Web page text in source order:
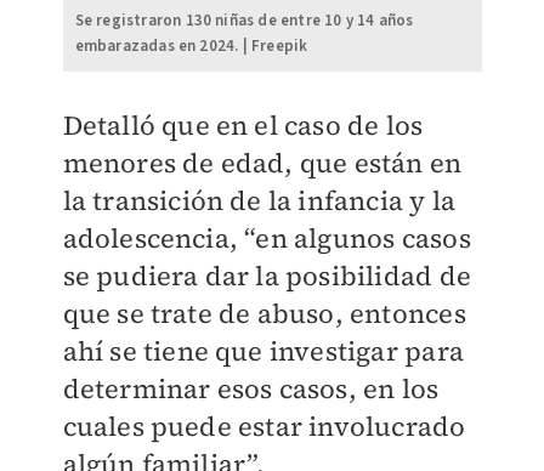
Se registraron 130 niñas de entre 10 y 14 años
embarazadas en 2024. | Freepik
Detalló que en el caso de los
menores de edad, que están en
la transición de la infancia y la
adolescencia, “en algunos casos
se pudiera dar la posibilidad de
que se trate de abuso, entonces
ahí se tiene que investigar para
determinar esos casos, en los
cuales puede estar involucrado
algún familiar”.